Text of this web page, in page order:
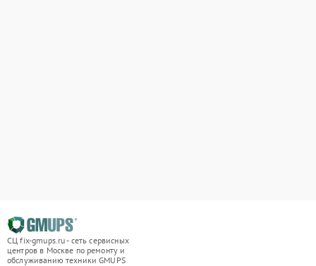
СЦ fix-gmups.ru - сеть сервисных
центров в Москве по ремонту и
обслуживанию техники GMUPS